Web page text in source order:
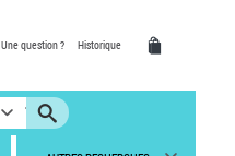
Une question ? Historique